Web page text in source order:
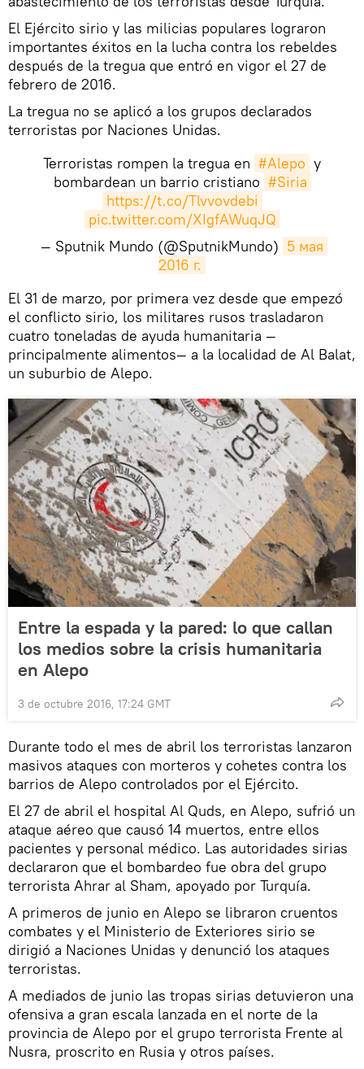
El Ejército sirio y las milicias populares lograron
importantes éxitos en la lucha contra los rebeldes
después de la tregua que entró en vigor el 27 de
febrero de 2016.
La tregua no se aplicó a los grupos declarados
terroristas por Naciones Unidas.
Terroristas rompen la tregua en #Alepo y
bombardean un barrio cristiano #Siria
https://t.co/Tlvvovdebi
pic.twitter.com/XIgfAWuqJQ
— Sputnik Mundo (@SputnikMundo) 5 мая
2016 г.
​El 31 de marzo, por primera vez desde que empezó
el conflicto sirio, los militares rusos trasladaron
cuatro toneladas de ayuda humanitaria —
principalmente alimentos— a la localidad de Al Balat,
un suburbio de Alepo.
Entre la espada y la pared: lo que callan
los medios sobre la crisis humanitaria
en Alepo
3 de octubre 2016, 17:24 GMT
Durante todo el mes de abril los terroristas lanzaron
masivos ataques con morteros y cohetes contra los
barrios de Alepo controlados por el Ejército.
El 27 de abril el hospital Al Quds, en Alepo, sufrió un
ataque aéreo que causó 14 muertos, entre ellos
pacientes y personal médico. Las autoridades sirias
declararon que el bombardeo fue obra del grupo
terrorista Ahrar al Sham, apoyado por Turquía.
A primeros de junio en Alepo se libraron cruentos
combates y el Ministerio de Exteriores sirio se
dirigió a Naciones Unidas y denunció los ataques
terroristas.
A mediados de junio las tropas sirias detuvieron una
ofensiva a gran escala lanzada en el norte de la
provincia de Alepo por el grupo terrorista Frente al
Nusra, proscrito en Rusia y otros países.